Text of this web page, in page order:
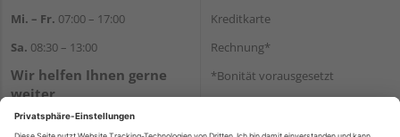
Mi. – Fr. 07:00 – 17:00
Sa. 08:30 – 13:00
Wir helfen Ihnen gerne
weiter
Tel.:+49 711 168520
Kreditkarte
Rechnung*
*Bonität vorausgesetzt